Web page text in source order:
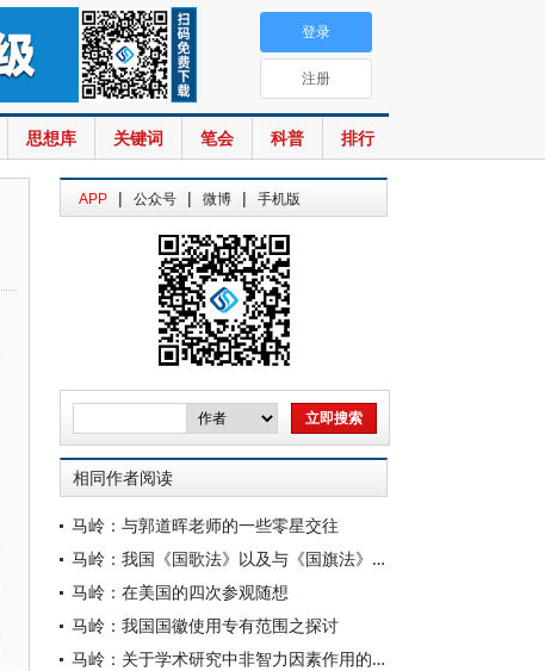
思想库 关键词 笔会 科普 排行
登录
注册
APP | 公众号 | 微博 | 手机版
相同作者阅读
马岭：与郭道晖老师的一些零星交往
马岭：我国《国歌法》以及与《国旗法》《国徽法》关系的几点思考
马岭：在美国的四次参观随想
马岭：我国国徽使用专有范围之探讨
马岭：关于学术研究中非智力因素作用的一些体会